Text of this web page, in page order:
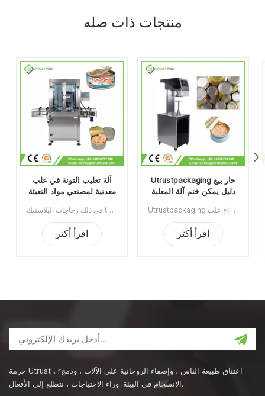
منتجات ذات صله
آلة تعليب التونة في علب
معدنية لمصنعي مواد التعبئة
آلة تعليب التونة في علب الصفيح لمصنعي مواد التعبئة والتغليف الغذائية مناسبة لإغلاق مختلف العلب المستديرة بما في ذلك زجاجات البلاستيك PET، وعلب الصفيح، وعلب الألومنيوم، والعلب الورقية، وما إلى ذلك.بفضل تصميمها المحلي الحاصل على براءة اختراع وهيكل بكرة الختم، يمكن أن تصل سرعتها الثابتة إلى 60 علبة في الدقيقة مع استهلاك أقل للطاقة. رقم الصنف: UT1AFG2الحد الأدنى للطلب: 1طريقة الدفع: تحويل مصرفيميناء الشحن: قوانغتشوالمنطقة الأصلية: قوانغتشو، الصينمدة التسليم: 10 أيام بعد استلام الدفعة المقدمة
اقرأ أكثر
Utrustpackaging حار بيع
دليل يمكن ختم آلة المعلبة
Utrustpackaging دليل البيع الساخن للعلبة ، آلة ختم الطعام المعلب ، مناسبة لإغلاق جميع أنواع علب PET / علب الورق المركبة ، علب الصفيح أو غيرها من الحاويات المستديرة. كفاءة عالية عن طريق النقل الميكانيكي ، الهياكل البسيطة والملائمة للصيانة ، وخفيفة الوزن وسهلة التشغيل.الحد الأدنى للطلب:1قسط:تي / تميناء الشحن:قوانغتشوالمنطقة الأصلية:الصينمهلة:3-5 أيام بعد تلقي الودائع
اقرأ أكثر
حزمة Utrust ، rاعتناق طبيعة الناس ، وإضفاء الروحانية على الآلات ، ودمج
الانسجام في البيئة. وراء الاحتياجات ، نتطلع إلى الأفعال.